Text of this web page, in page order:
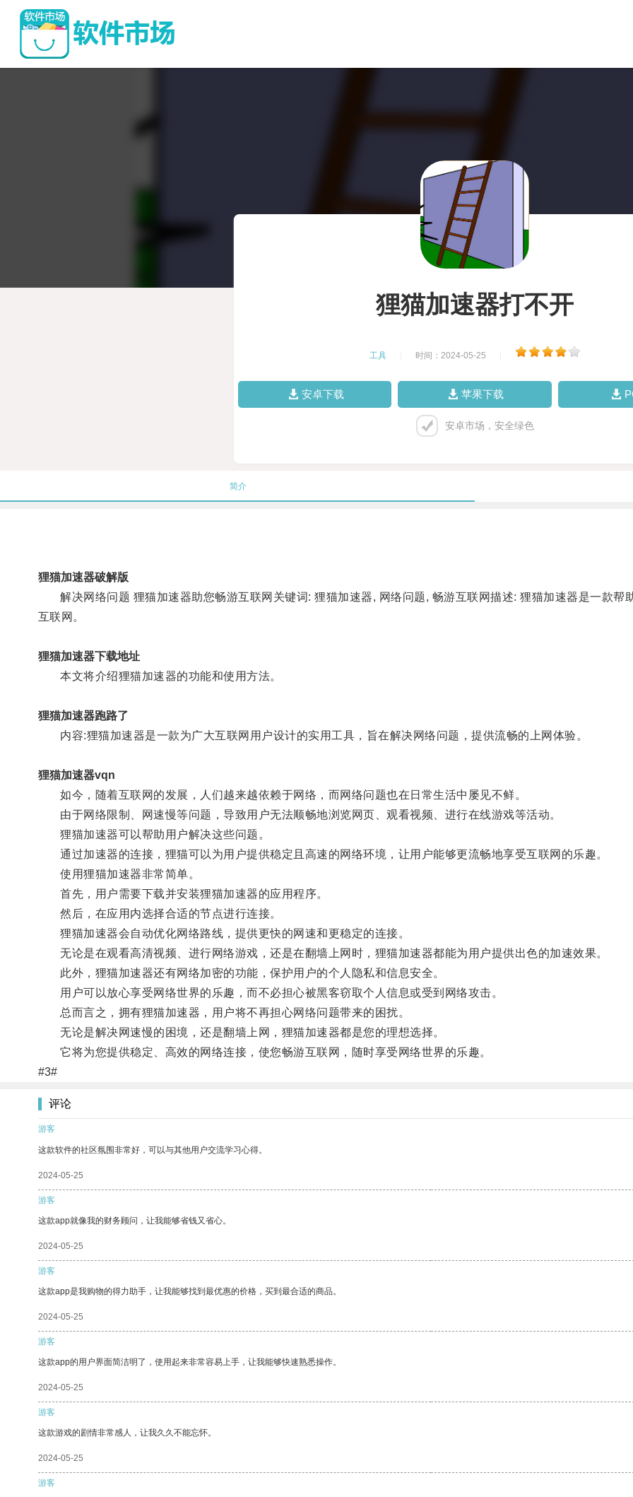
狸猫加速器打不开
工具 时间：2024-05-25
安卓下载 苹果下载
安卓市场，安全绿色
简介
狸猫加速器破解版
解决网络问题 狸猫加速器助您畅游互联网关键词: 狸猫加速器, 网络问题, 畅游互联网描述: 狸猫加速器是一款帮
互联网。
狸猫加速器下载地址
本文将介绍狸猫加速器的功能和使用方法。
狸猫加速器跑路了
内容:狸猫加速器是一款为广大互联网用户设计的实用工具，旨在解决网络问题，提供流畅的上网体验。
狸猫加速器vqn
如今，随着互联网的发展，人们越来越依赖于网络，而网络问题也在日常生活中屡见不鲜。
由于网络限制、网速慢等问题，导致用户无法顺畅地浏览网页、观看视频、进行在线游戏等活动。
狸猫加速器可以帮助用户解决这些问题。
通过加速器的连接，狸猫可以为用户提供稳定且高速的网络环境，让用户能够更流畅地享受互联网的乐趣。
使用狸猫加速器非常简单。
首先，用户需要下载并安装狸猫加速器的应用程序。
然后，在应用内选择合适的节点进行连接。
狸猫加速器会自动优化网络路线，提供更快的网速和更稳定的连接。
无论是在观看高清视频、进行网络游戏，还是在翻墙上网时，狸猫加速器都能为用户提供出色的加速效果。
此外，狸猫加速器还有网络加密的功能，保护用户的个人隐私和信息安全。
用户可以放心享受网络世界的乐趣，而不必担心被黑客窃取个人信息或受到网络攻击。
总而言之，拥有狸猫加速器，用户将不再担心网络问题带来的困扰。
无论是解决网速慢的困境，还是翻墙上网，狸猫加速器都是您的理想选择。
它将为您提供稳定、高效的网络连接，使您畅游互联网，随时享受网络世界的乐趣。
#3#
评论
游客
这款软件的社区氛围非常好，可以与其他用户交流学习心得。
2024-05-25
游客
这款app就像我的财务顾问，让我能够省钱又省心。
2024-05-25
游客
这款app是我购物的得力助手，让我能够找到最优惠的价格，买到最合适的商品。
2024-05-25
游客
这款app的用户界面简洁明了，使用起来非常容易上手，让我能够快速熟悉操作。
2024-05-25
游客
这款游戏的剧情非常感人，让我久久不能忘怀。
2024-05-25
游客